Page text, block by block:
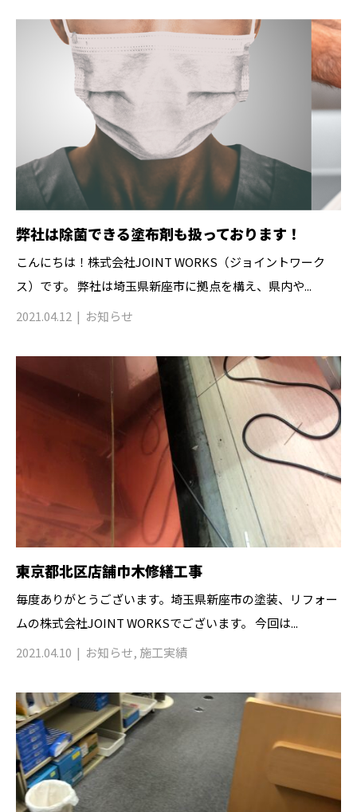
弊社は除菌できる塗布剤も扱っております！
こんにちは！株式会社JOINT WORKS（ジョイントワーク
ス）です。 弊社は埼玉県新座市に拠点を構え、県内や...
2021.04.12
お知らせ
東京都北区店舗巾木修繕工事
毎度ありがとうございます。埼玉県新座市の塗装、リフォー
ムの株式会社JOINT WORKSでございます。 今回は...
2021.04.10
お知らせ, 施工実績